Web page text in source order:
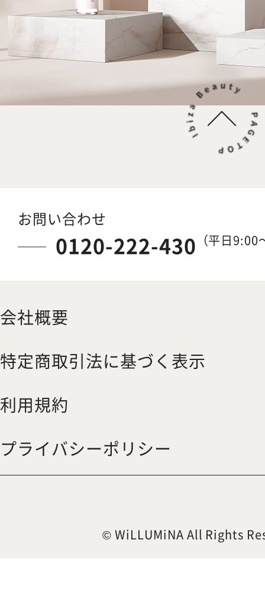
お問い合わせ
0120-222-430 （平日
会社概要
特定商取引法に基づく表示
利用規約
プライバシーポリシー
© WiLLUMiNA All Rights